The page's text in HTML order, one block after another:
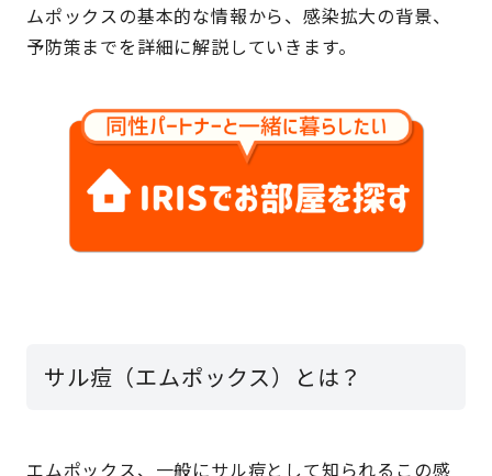
ムポックスの基本的な情報から、感染拡大の背景、
予防策までを詳細に解説していきます。
サル痘（エムポックス）とは？
エムポックス、一般にサル痘として知られるこの感